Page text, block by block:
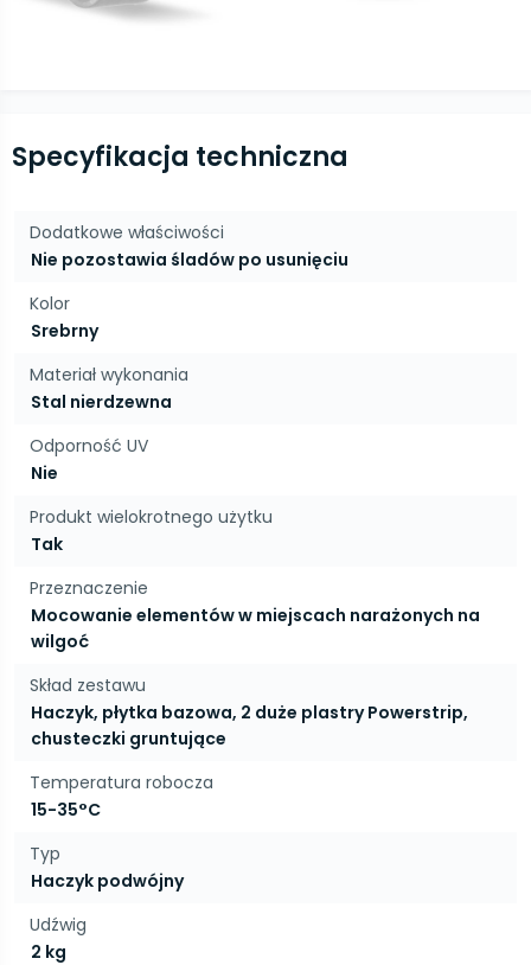
Specyfikacja techniczna
Dodatkowe właściwości
Nie pozostawia śladów po usunięciu
Kolor
Srebrny
Materiał wykonania
Stal nierdzewna
Odporność UV
Nie
Produkt wielokrotnego użytku
Tak
Przeznaczenie
Mocowanie elementów w miejscach narażonych na
wilgoć
Skład zestawu
Haczyk, płytka bazowa, 2 duże plastry Powerstrip,
chusteczki gruntujące
Temperatura robocza
15-35°C
Typ
Haczyk podwójny
Udźwig
2 kg